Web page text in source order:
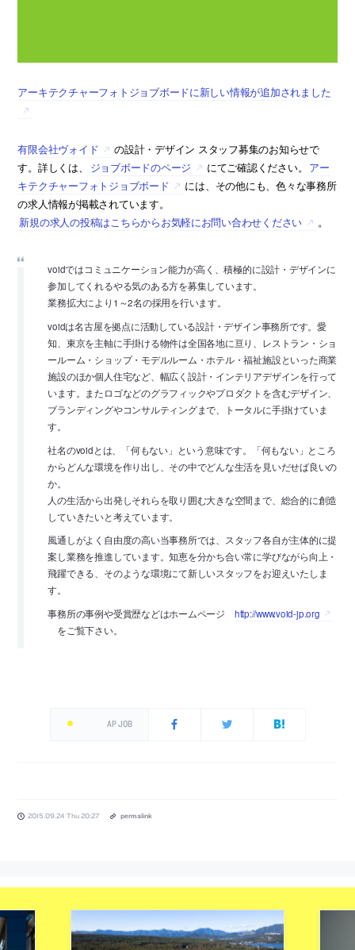
アーキテクチャーフォトジョブボードに新しい情報が追加されました
有限会社ヴォイド
の設計・デザイン スタッフ募集のお知らせで
す。詳しくは、
ジョブボードのページ にてご確認ください。 アー
キテクチャーフォトジョブボード
には、その他にも、色々な事務所
の求人情報が掲載されています。
新規の求人の投稿はこちらからお気軽にお問い合わせください
。
voidではコミュニケーション能力が高く、積極的に設計・デザインに
参加してくれるやる気のある方を募集しています。
業務拡大により1～2名の採用を行います。
voidは名古屋を拠点に活動している設計・デザイン事務所です。愛
知、東京を主軸に手掛ける物件は全国各地に亘り、レストラン・ショ
ールーム・ショップ・モデルルーム・ホテル・福祉施設といった商業
施設のほか個人住宅など、幅広く設計・インテリアデザインを行って
います。またロゴなどのグラフィックやプロダクトを含むデザイン、
ブランディングやコンサルティングまで、トータルに手掛けていま
す。
社名のvoidとは、「何もない」という意味です。「何もない」ところ
からどんな環境を作り出し、その中でどんな生活を見いだせば良いの
か。
人の生活から出発しそれらを取り囲む大きな空間まで、総合的に創造
していきたいと考えています。
風通しがよく自由度の高い当事務所では、スタッフ各自が主体的に提
案し業務を推進しています。知恵を分かち合い常に学びながら向上・
飛躍できる、そのような環境にて新しいスタッフをお迎えいたしま
す。
事務所の事例や受賞歴などはホームページ http://www.void-jp.org
をご覧下さい。
AP JOB
2015.09.24 Thu 20:27 permalink